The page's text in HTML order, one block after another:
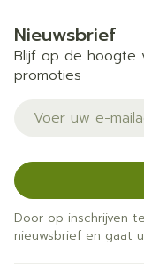
Nieuwsbrief
Blijf op de hoogte
promoties
E-mail adres
Door op inschrijven
nieuwsbrief en gaat